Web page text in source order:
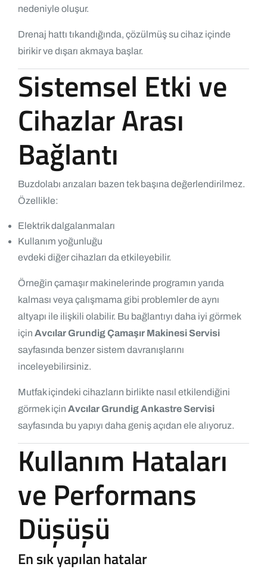
nedeniyle oluşur.
Drenaj hattı tıkandığında, çözülmüş su cihaz içinde
birikir ve dışarı akmaya başlar.
Sistemsel Etki ve
Cihazlar Arası
Bağlantı
Buzdolabı arızaları bazen tek başına değerlendirilmez.
Özellikle:
Elektrik dalgalanmaları
Kullanım yoğunluğu
evdeki diğer cihazları da etkileyebilir.
Örneğin çamaşır makinelerinde programın yarıda
kalması veya çalışmama gibi problemler de aynı
altyapı ile ilişkili olabilir. Bu bağlantıyı daha iyi görmek
için Avcılar Grundig Çamaşır Makinesi Servisi
sayfasında benzer sistem davranışlarını
inceleyebilirsiniz.
Mutfak içindeki cihazların birlikte nasıl etkilendiğini
görmek için Avcılar Grundig Ankastre Servisi
sayfasında bu yapıyı daha geniş açıdan ele alıyoruz.
Kullanım Hataları
ve Performans
Düşüşü
En sık yapılan hatalar